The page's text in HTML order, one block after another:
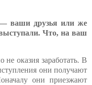
ваши друзья или же
Что, на ваш
оказия заработать. В
они получают
они приезжают